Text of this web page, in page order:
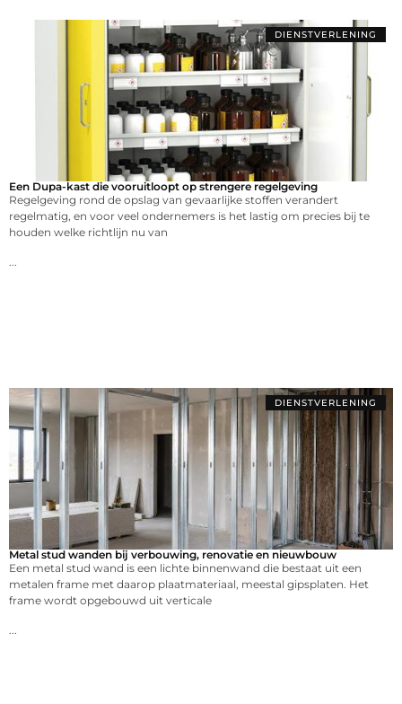
DIENSTVERLENING
Een Dupa-kast die vooruitloopt op strengere regelgeving
Regelgeving rond de opslag van gevaarlijke stoffen verandert
regelmatig, en voor veel ondernemers is het lastig om precies bij te
houden welke richtlijn nu van
DIENSTVERLENING
Metal stud wanden bij verbouwing, renovatie en nieuwbouw
Een metal stud wand is een lichte binnenwand die bestaat uit een
metalen frame met daarop plaatmateriaal, meestal gipsplaten. Het
frame wordt opgebouwd uit verticale